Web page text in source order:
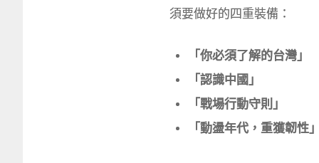
須要做好的四重裝備：
「你必須了解的台灣」
「認識中國」
「戰場行動守則」
「動盪年代，重獲韌性